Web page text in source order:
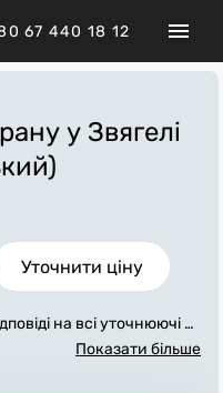
67 440 18 12
у Звягелі
Уточнити ціну
на всі уточнюючі за
Ми зв'яжемося з ва
Показати більше